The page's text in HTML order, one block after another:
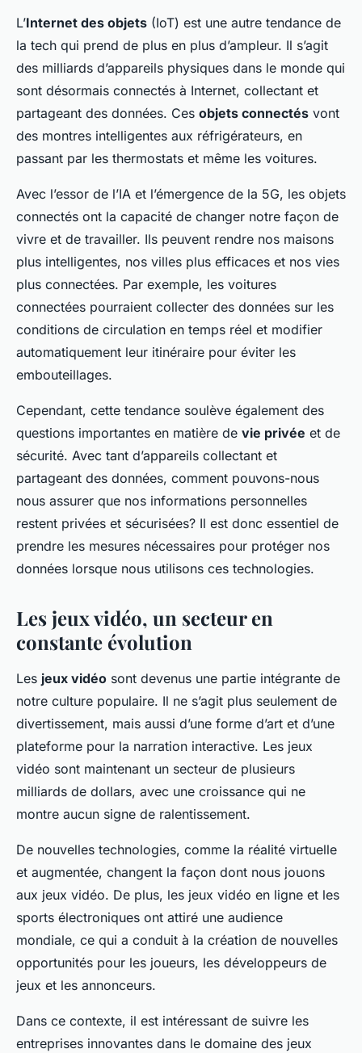
L’Internet des objets (IoT) est une autre tendance de
la tech qui prend de plus en plus d’ampleur. Il s’agit
des milliards d’appareils physiques dans le monde qui
sont désormais connectés à Internet, collectant et
partageant des données. Ces objets connectés vont
des montres intelligentes aux réfrigérateurs, en
passant par les thermostats et même les voitures.
Avec l’essor de l’IA et l’émergence de la 5G, les objets
connectés ont la capacité de changer notre façon de
vivre et de travailler. Ils peuvent rendre nos maisons
plus intelligentes, nos villes plus efficaces et nos vies
plus connectées. Par exemple, les voitures
connectées pourraient collecter des données sur les
conditions de circulation en temps réel et modifier
automatiquement leur itinéraire pour éviter les
embouteillages.
Cependant, cette tendance soulève également des
questions importantes en matière de vie privée et de
sécurité. Avec tant d’appareils collectant et
partageant des données, comment pouvons-nous
nous assurer que nos informations personnelles
restent privées et sécurisées? Il est donc essentiel de
prendre les mesures nécessaires pour protéger nos
données lorsque nous utilisons ces technologies.
Les jeux vidéo, un secteur en
constante évolution
Les jeux vidéo sont devenus une partie intégrante de
notre culture populaire. Il ne s’agit plus seulement de
divertissement, mais aussi d’une forme d’art et d’une
plateforme pour la narration interactive. Les jeux
vidéo sont maintenant un secteur de plusieurs
milliards de dollars, avec une croissance qui ne
montre aucun signe de ralentissement.
De nouvelles technologies, comme la réalité virtuelle
et augmentée, changent la façon dont nous jouons
aux jeux vidéo. De plus, les jeux vidéo en ligne et les
sports électroniques ont attiré une audience
mondiale, ce qui a conduit à la création de nouvelles
opportunités pour les joueurs, les développeurs de
jeux et les annonceurs.
Dans ce contexte, il est intéressant de suivre les
entreprises innovantes dans le domaine des jeux